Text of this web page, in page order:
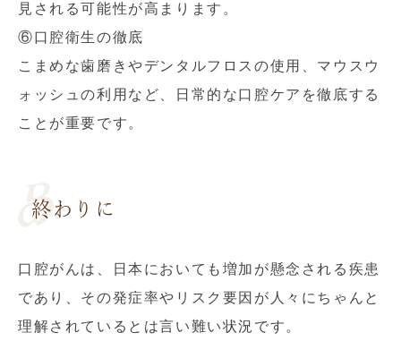
見される可能性が高まります。
⑥口腔衛生の徹底
こまめな歯磨きやデンタルフロスの使用、マウスウ
ォッシュの利用など、日常的な口腔ケアを徹底する
ことが重要です。
終わりに
口腔がんは、日本においても増加が懸念される疾患
であり、その発症率やリスク要因が人々にちゃんと
理解されているとは言い難い状況です。